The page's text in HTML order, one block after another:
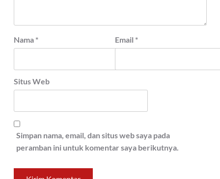
Nama * Email *
Situs Web
Simpan nama, email, dan situs web saya pada
peramban ini untuk komentar saya berikutnya.